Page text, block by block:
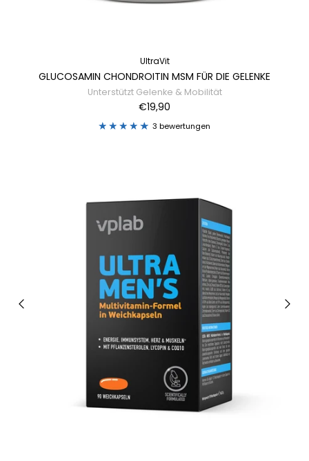
UltraVit
GLUCOSAMIN CHONDROITIN MSM FÜR DIE GELENKE
Unterstützt Gelenke & Mobilität
€19,90
3 bewertungen